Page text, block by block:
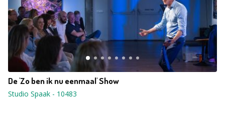
De 'Zo ben ik nu eenmaal' Show
Studio Spaak - 10483